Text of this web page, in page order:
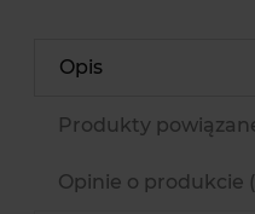
Opis
Produkty
Opinie o produkcie